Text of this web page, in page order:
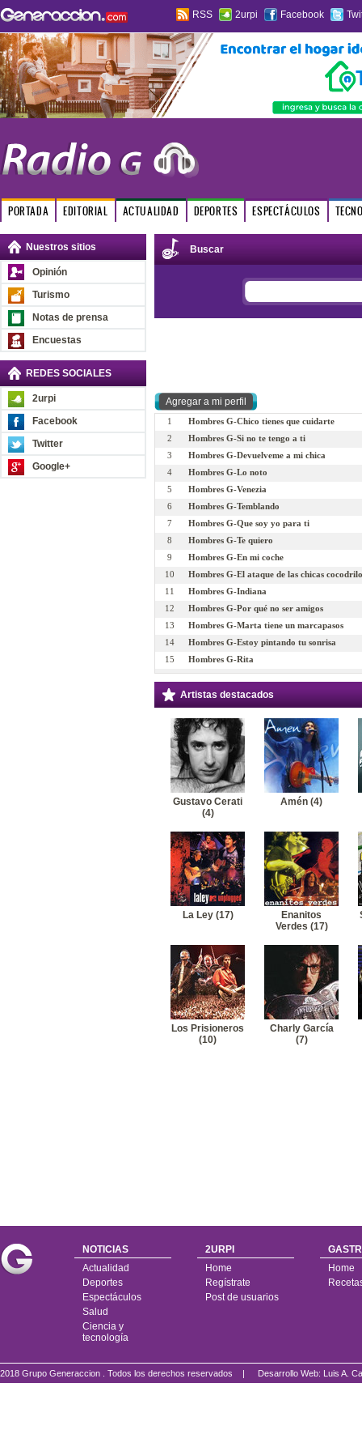
RSS 2urpi Facebook
PORTADA EDITORIAL ACTUALIDAD DEPORTES ESPECTÁCULOS
Nuestros sitios
Opinión
Turismo
Notas de prensa
Encuestas
REDES SOCIALES
2urpi
Facebook
Twitter
Google+
Buscar
1
Hombres G-Chico tienes que cuidarte
2
Hombres G-Si no te tengo a ti
3
Hombres G-Devuelveme a mi chica
4
Hombres G-Lo noto
5
Hombres G-Venezia
6
Hombres G-Temblando
7
Hombres G-Que soy yo para ti
8
Hombres G-Te quiero
9
Hombres G-En mi coche
10
Hombres G-El ataque de las chicas cocodrilo
11
Hombres G-Indiana
12
Hombres G-Por qué no ser amigos
13
Hombres G-Marta tiene un marcapasos
14
Hombres G-Estoy pintando tu sonrisa
15
Hombres G-Rita
16
Hombres G-Sueltate el pelo
17
Hombres G-Un par de palabras
18
Hombres G-La carretera
19
Hombres G-Te vi
20
Hombres G-La primavera
Artistas destacados
Gustavo Cerati
(4)
Amén (4)
La Ley (17)
Enanitos
Verdes (17)
Los Prisioneros
(10)
Charly García
(7)
NOTICIAS
Actualidad
Deportes
Espectáculos
Salud
Ciencia y
tecnología
2URPI
Home
Regístrate
Post de usuarios
Home
2018 Grupo Generaccion . Todos los derechos reservados | Desarrollo Web: Luis